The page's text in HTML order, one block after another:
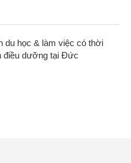
du học & làm việc có thời
điều dưỡng tại Đức